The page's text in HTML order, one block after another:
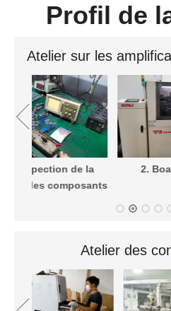
Profil de
Atelier sur les
2. Boardloader
Atelier des